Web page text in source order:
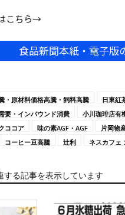
こちら→
食品新聞本紙・電子版
・原材料価格高騰・飼料高騰 日東紅
要・インバウンド消費
小川珈琲店有
ココア 味の素AGF・AGF 片岡物
コーヒー豆高騰 辻利 ネスカフェ
する記事を表示しています